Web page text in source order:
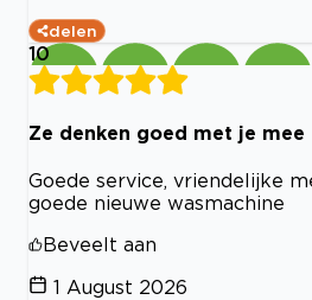
delen
10
Ze denken goed met je mee
Goede service, vriendelijke
goede nieuwe wasmachine
Beveelt aan
1 August 2026